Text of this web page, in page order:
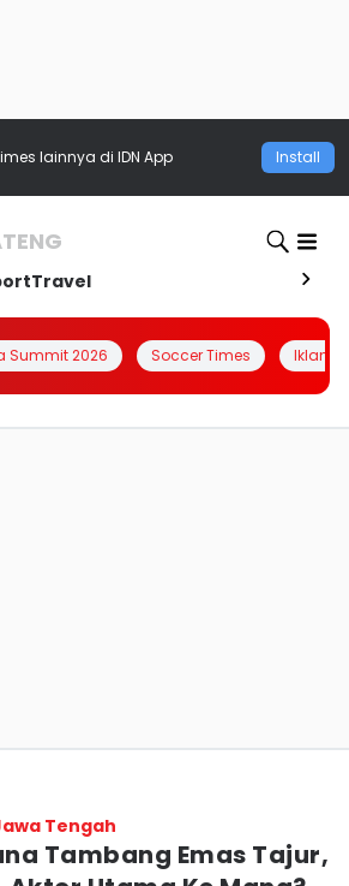
lainnya di IDN App Install
Travel
Summit 2026 Soccer Times Iklanin
Tengah
Tambang Emas Tajur,